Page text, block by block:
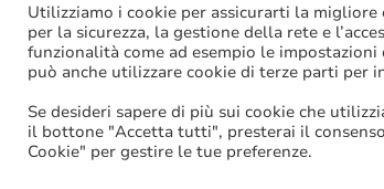
Utilizziamo i cookie per assicurarti la
per la sicurezza, la gestione della rete e
funzionalità come ad esempio le
può anche utilizzare cookie di terze parti per
Se desideri sapere di più sui cookie che
il bottone "Accetta tutti", presterai il
Cookie" per gestire le tue preferenze.